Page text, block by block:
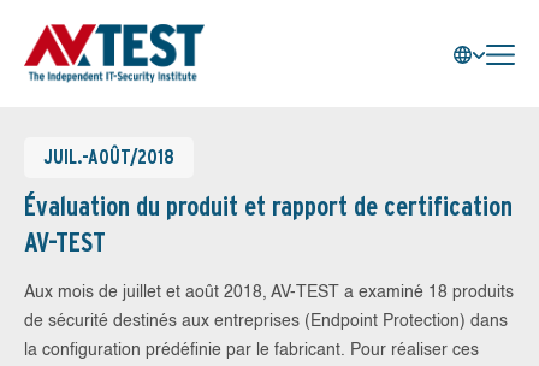
JUIL.-AOÛT/2018
Évaluation du produit et rapport de certification
AV-TEST
Aux mois de juillet et août 2018, AV-TEST a examiné 18 produits
de sécurité destinés aux entreprises (Endpoint Protection) dans
la configuration prédéfinie par le fabricant. Pour réaliser ces